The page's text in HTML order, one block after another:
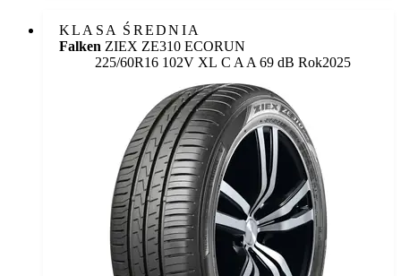
KLASA ŚREDNIA
Falken ZIEX ZE310 ECORUN
225/60R16 102V XL Etykieta:
C A A 69 dB Rok2025